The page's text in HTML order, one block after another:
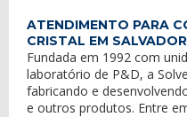
ATENDIMENTO PARA
CRISTAL EM
Fundada em 1992 com
laboratório de P&D, a
fabricando e
e outros produtos. Entre